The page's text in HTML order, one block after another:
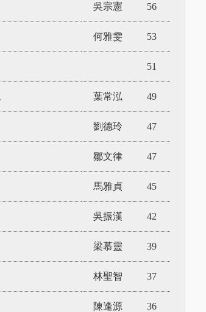
吳宗憲 56
何雅雯 53
51
葉常泓 49
劉德玲 47
鄒文律 47
馬雅貞 45
吳振漢 42
梁慕靈 39
林聖智 37
陳逢源 36